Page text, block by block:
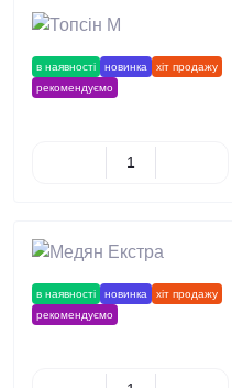
в наявності новинка
хіт продажу
рекомендуємо
в наявності новинка
хіт продажу
рекомендуємо